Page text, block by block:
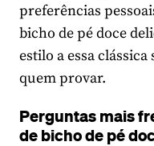
preferências
bicho de pé doce
estilo a essa
quem provar.
Perguntas mais
de bicho de pé